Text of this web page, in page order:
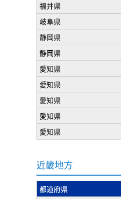
福井県
岐阜県
静岡県
静岡県
愛知県
愛知県
愛知県
愛知県
愛知県
近畿地方
都道府県